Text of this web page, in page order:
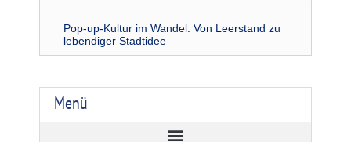
Pop-up-Kultur im Wandel: Von Leerstand zu
lebendiger Stadtidee
Menü